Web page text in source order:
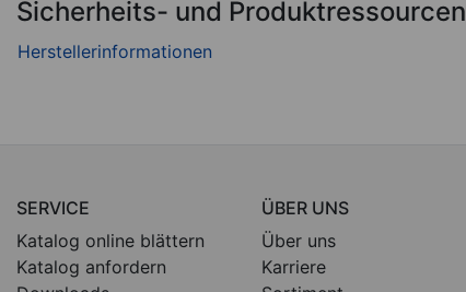
Sicherheits- und Produktressourcen
SERVICE
Katalog online blättern
Katalog anfordern
ÜBER UNS
Über uns
Karriere